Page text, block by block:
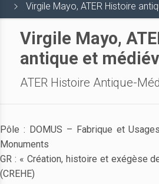
Virgile Mayo, ATER Histoire
Virgile Mayo,
antique et
ATER Histoire Antique-
Pôle : DOMUS – Fabrique et
Monuments
GR : « Création, histoire et exégèse
(CREHE)